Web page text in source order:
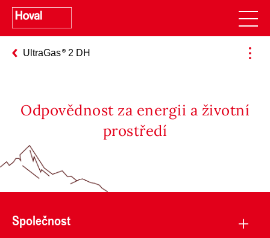
UltraGas 2 DH
Odpovědnost za energii a životní
prostředí
Společnost